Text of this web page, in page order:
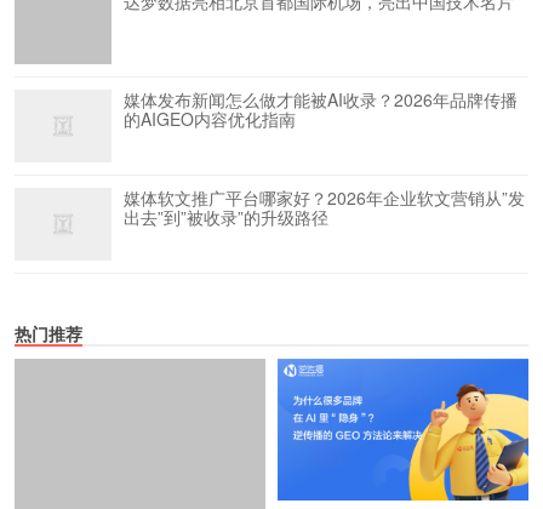
媒体发布新闻怎么做才能被AI收录？2026年品牌传播
的AIGEO内容优化指南
媒体软文推广平台哪家好？2026年企业软文营销从”发
出去”到”被收录”的升级路径
热门推荐